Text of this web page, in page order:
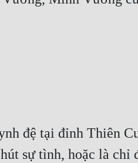
đệ tại đỉnh Thiên
sự tình, hoặc là